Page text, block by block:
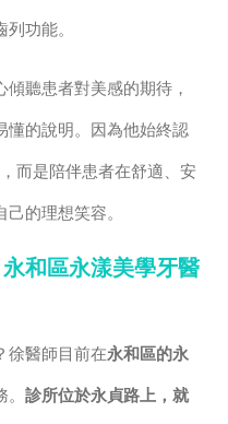
功能。
聽患者對美感的期待，
懂的說明。因為他始終認
而是陪伴患者在舒適、安
的理想笑容。
和區永漾美學牙醫
徐醫師目前在永和區的永
。診所位於永貞路上，就